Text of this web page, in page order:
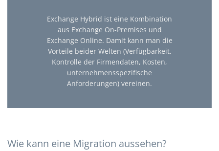
Exchange Hybrid ist eine Kombination
aus Exchange On-Premises und
Exchange Online. Damit kann man die
Vorteile beider Welten (Verfügbarkeit,
Kontrolle der Firmendaten, Kosten,
unternehmensspezifische
Anforderungen) vereinen.
Wie kann eine Migration aussehen?